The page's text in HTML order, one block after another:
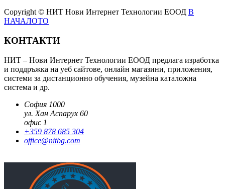
Copyright © НИТ Нови Интернет Технологии ЕООД В
НАЧАЛОТО
КОНТАКТИ
НИТ – Нови Интернет Технологии ЕООД предлага изработка
и поддръжка на уеб сайтове, онлайн магазини, приложения,
системи за дистанционно обучения, музейна каталожна
система и др.
София 1000
ул. Хан Аспарух 60
офис 1
+359 878 685 304
office@nitbg.com